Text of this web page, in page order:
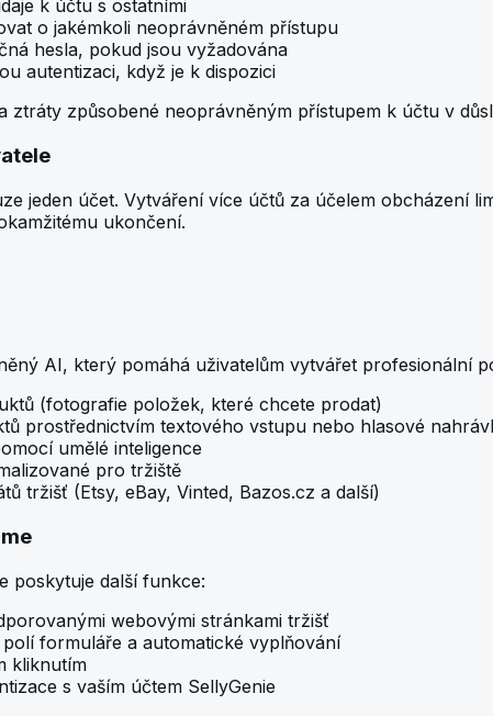
k účtu s ostatními
o jakémkoli neoprávněném přístupu
hesla, pokud jsou vyžadována
autentizaci, když je k dispozici
ztráty způsobené neoprávněným přístupem k účtu v
jeden účet. Vytváření více účtů za účelem
ukončení.
AI, který pomáhá uživatelům vytvářet profesionální
(fotografie položek, které chcete prodat)
prostřednictvím textového vstupu nebo hlasové
umělé inteligence
pro tržiště
tržišť (Etsy, eBay, Vinted, Bazos.cz a další)
poskytuje další funkce:
webovými stránkami tržišť
formuláře a automatické vyplňování
kliknutím
s vaším účtem SellyGenie